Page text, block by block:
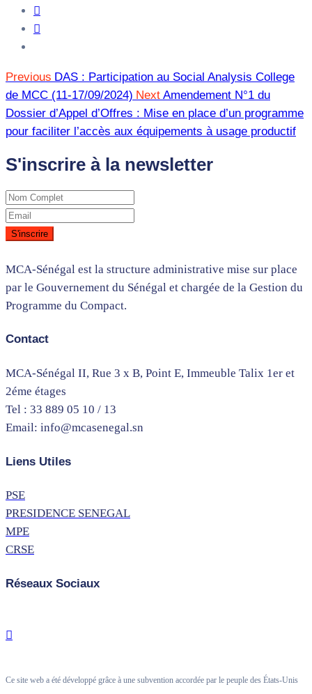
Previous DAS : Participation au Social Analysis College
de MCC (11-17/09/2024) Next Amendement N°1 du
Dossier d’Appel d’Offres : Mise en place d’un programme
pour faciliter l’accès aux équipements à usage productif
S'inscrire à la newsletter
MCA-Sénégal est la structure administrative mise sur place
par le Gouvernement du Sénégal et chargée de la Gestion du
Programme du Compact.
Contact
MCA-Sénégal II, Rue 3 x B, Point E, Immeuble Talix 1er et
2éme étages
Tel : 33 889 05 10 / 13
Email: info@mcasenegal.sn
Liens Utiles
PSE
PRESIDENCE SENEGAL
MPE
CRSE
Réseaux Sociaux
Ce site web a été développé grâce à une subvention accordée par le peuple des États-Unis